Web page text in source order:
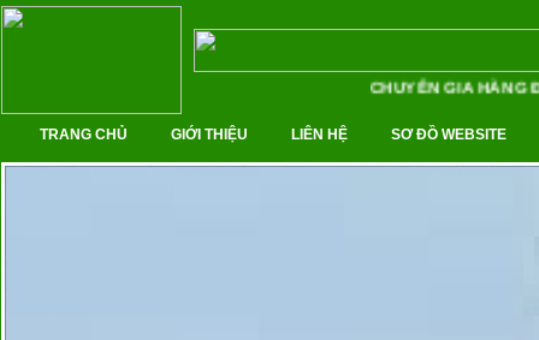
CHUYÊN GIA HÀNG
TRANG CHỦ GIỚI THIỆU LIÊN HỆ SƠ ĐỒ WEBSITE